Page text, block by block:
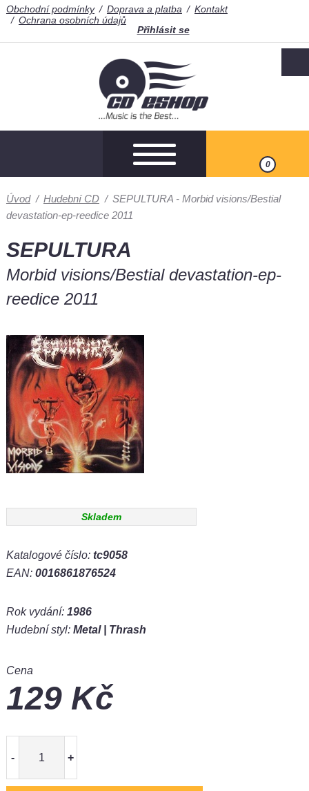
Obchodní podmínky Doprava a platba
Kontakt
Ochrana osobních údajů
Přihlásit se
0
Úvod / Hudební CD / SEPULTURA - Morbid visions/Bestial
devastation-ep-reedice 2011
SEPULTURA
Morbid visions/Bestial devastation-ep-
reedice 2011
Skladem
Katalogové číslo: tc9058
EAN: 0016861876524
Rok vydání: 1986
Hudební styl: Metal | Thrash
Cena
129Kč
- +